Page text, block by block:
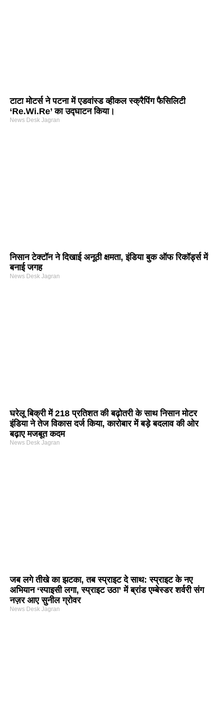
टाटा मोटर्स ने पटना में एडवांस्ड व्हीकल स्क्रैपिंग फैसिलिटी
‘Re.Wi.Re’ का उद्घाटन किया।
News Desk Jagran
निसान टेक्टॉन ने दिखाई अनूठी क्षमता, इंडिया बुक ऑफ रिकॉर्ड्स में
बनाई जगह
News Desk Jagran
घरेलू बिक्री में 218 प्रतिशत की बढ़ोतरी के साथ निसान मोटर
इंडिया ने तेज विकास दर्ज किया, कारोबार में बड़े बदलाव की ओर
बढ़ाए मजबूत कदम
News Desk Jagran
जब लगे तीखे का झटका, तब स्प्राइट दे साथ: स्प्राइट के नए
अभियान ‘स्पाइसी लगा, स्प्राइट उठा’ में ब्रांड एम्बेस्डर शर्वरी संग
नज़र आए सुनील ग्रोवर
News Desk Jagran